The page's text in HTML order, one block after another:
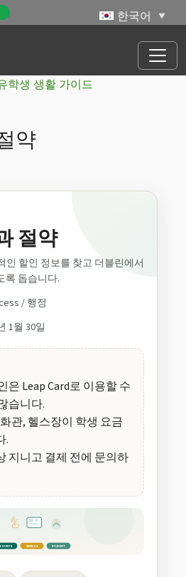
학생 생활 가이드
약
절약
인 할인 정보를 찾고 더블린에서
록 돕습니다.
/ 행정
1월 30일
은 Leap Card로 이용할 수
습니다.
관, 헬스장이 학생 요금
.
지니고 결제 전에 문의하
%
SAVINGS STUDENT